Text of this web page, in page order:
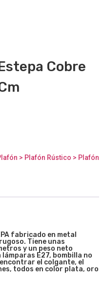
Cobre
> Plafón Rústico > Plafón
fabricado en metal
Tiene unas
y un peso neto
E27, bombilla no
el colgante, el
todos en color plata, oro